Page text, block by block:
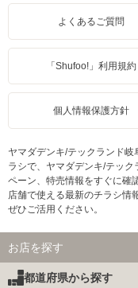
よくあるご質問
「Shufoo!」利用規約
個人情報保護方針
ヤマダデンキ/テックランド
ラシで、ヤマダデンキ/テッ
ペーン、特売情報をすぐに確
店舗で使える最新のチラシ情
ぜひご活用ください。
お店を探す
都道府県から探す